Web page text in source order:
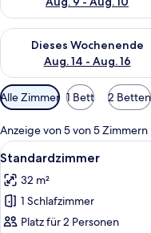
Dieses Wochenende
Aug. 14 - Aug. 16
Überprüfe die
Verfügbare
Filter
für
Zimmer
Alle Zimmer 1 Bett 2 Betten
Anzeige von 5 von 5 Zimmern
Alle
Fotos
für
Standardzimmer
anzeigen
11
Standardzimmer
32 m²
1 Schlafzimmer
Platz für 2 Personen